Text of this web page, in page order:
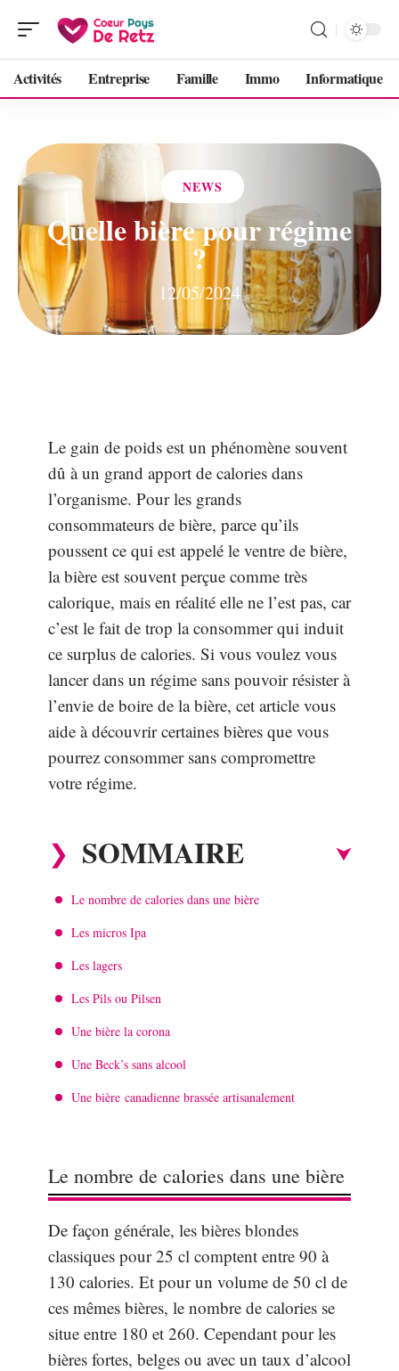
Activités Entreprise Famille Immo Informatique
NEWS
Quelle bière pour régime
?
12/05/2024
Le gain de poids est un phénomène souvent
dû à un grand apport de calories dans
l’organisme. Pour les grands
consommateurs de bière, parce qu’ils
poussent ce qui est appelé le ventre de bière,
la bière est souvent perçue comme très
calorique, mais en réalité elle ne l’est pas, car
c’est le fait de trop la consommer qui induit
ce surplus de calories. Si vous voulez vous
lancer dans un régime sans pouvoir résister à
l’envie de boire de la bière, cet article vous
aide à découvrir certaines bières que vous
pourrez consommer sans compromettre
votre régime.
SOMMAIRE
Le nombre de calories dans une bière
Les micros Ipa
Les lagers
Les Pils ou Pilsen
Une bière la corona
Une Beck’s sans alcool
Une bière canadienne brassée artisanalement
Le nombre de calories dans une bière
De façon générale, les bières blondes
classiques pour 25 cl comptent entre 90 à
130 calories. Et pour un volume de 50 cl de
ces mêmes bières, le nombre de calories se
situe entre 180 et 260. Cependant pour les
bières fortes, belges ou avec un taux d’alcool